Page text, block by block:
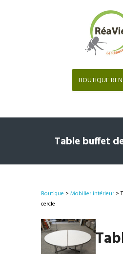
BOUTIQUE
Table buffet
Boutique > Mobilier intérieur >
cercle